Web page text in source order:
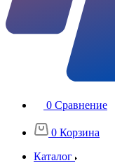
0 Сравнение
0 Корзина
Каталог